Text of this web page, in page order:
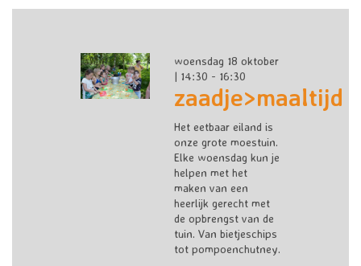
woensdag 18 oktober
| 14:30 - 16:30
zaadje>maaltijd
Het eetbaar eiland is
onze grote moestuin.
Elke woensdag kun je
helpen met het
maken van een
heerlijk gerecht met
de opbrengst van de
tuin. Van bietjeschips
tot pompoenchutney.